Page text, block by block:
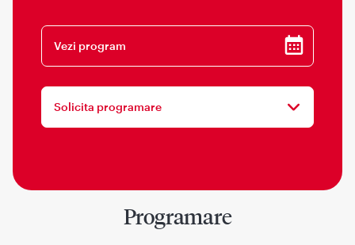
Vezi program
Solicita programare
Programare